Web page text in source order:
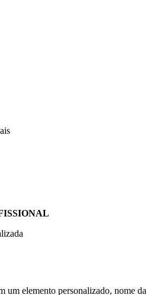
um elemento personalizado, nome da